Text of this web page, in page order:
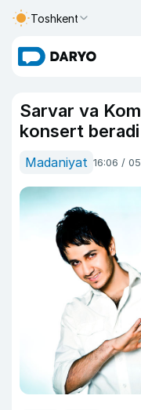
Toshkent
Sarvar va
konsert beradi
Madaniyat 16:06 /